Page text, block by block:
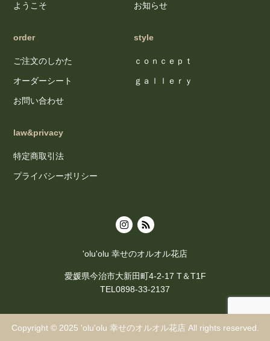
ようこそ お知らせ
order
ご注文のしかた
オーダーシート
お問い合わせ
style
ｃｏｎｃｅｐｔ
ｇａｌｌｅｒｙ
law&privacy
特定商取引法
プライバシーポリシー
'olu'olu 幸せのオルオル花店
愛媛県今治市大新田町4-2-17 T＆T1F
TEL0898-33-2137
Copyright © 2025 'olu'olu 幸せのオルオル花店 All rights reserved.